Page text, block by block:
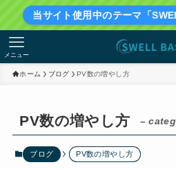
当サイト使用中のテーマ「
メニュー
ホーム ブログ PV数の増やし方
PV数の増やし方 –
ブログ PV数の増やし方